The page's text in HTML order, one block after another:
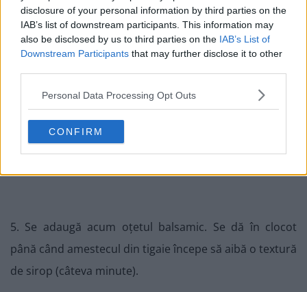
disclosure of your personal information by third parties on the
IAB’s list of downstream participants. This information may
also be disclosed by us to third parties on the IAB’s List of
Downstream Participants that may further disclose it to other
Personal Data Processing Opt Outs
CONFIRM
5. Se adaugă acum oțetul balsamic. Se dă în clocot
până când amestecul din tigaie începe să aibă o textură
de sirop (câteva minute).